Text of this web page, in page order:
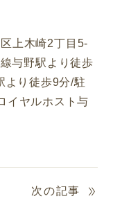
上木崎2丁目 5-
与野駅より徒歩
より徒歩9分/駐
イヤルホスト与
次の記事